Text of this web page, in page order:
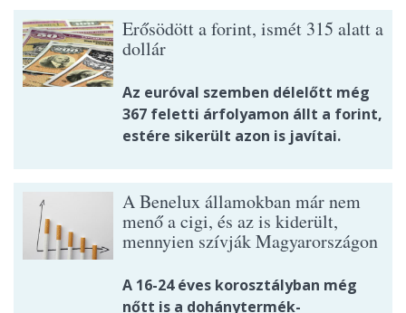
Erősödött a forint, ismét 315 alatt a
dollár
Az euróval szemben délelőtt még
367 feletti árfolyamon állt a forint,
estére sikerült azon is javítai.
A Benelux államokban már nem
menő a cigi, és az is kiderült,
mennyien szívják Magyarországon
A 16-24 éves korosztályban még
nőtt is a dohánytermék-